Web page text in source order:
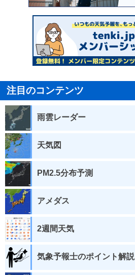
注目のコンテンツ
雨雲レーダー
天気図
PM2.5分布予測
アメダス
2週間天気
気象予報士のポイント解説